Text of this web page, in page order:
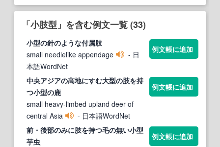
「小肢型」を含む例文一覧 (33)
小型の針のような付属肢
small needlelike appendage
- 日
本語WordNet
例文帳に追加
中央アジアの高地にすむ大型の肢を持
つ小型の鹿
small heavy-limbed upland deer of
central Asia
- 日本語WordNet
例文帳に追加
前・後部のみに肢を持つ毛の無い小型
芋虫
例文帳に追加